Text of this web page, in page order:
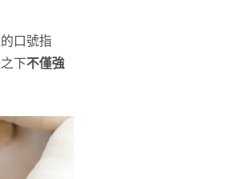
口號指
下不僅強